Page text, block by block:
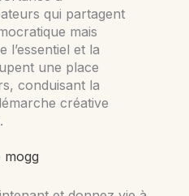
qui partagent
mais
l’essentiel et la
une place
conduisant la
créative
mogg